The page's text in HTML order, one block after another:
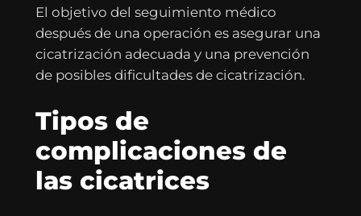
El objetivo del seguimiento médico
después de una operación es asegurar una
cicatrización adecuada y una prevención
de posibles dificultades de cicatrización.
Tipos de
complicaciones de
las cicatrices